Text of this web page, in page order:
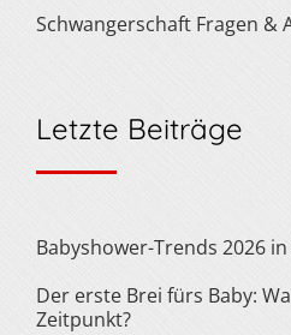
Schwangerschaft Fragen &
Letzte Beiträge
Babyshower-Trends 2026
Der erste Brei fürs Baby:
Zeitpunkt?